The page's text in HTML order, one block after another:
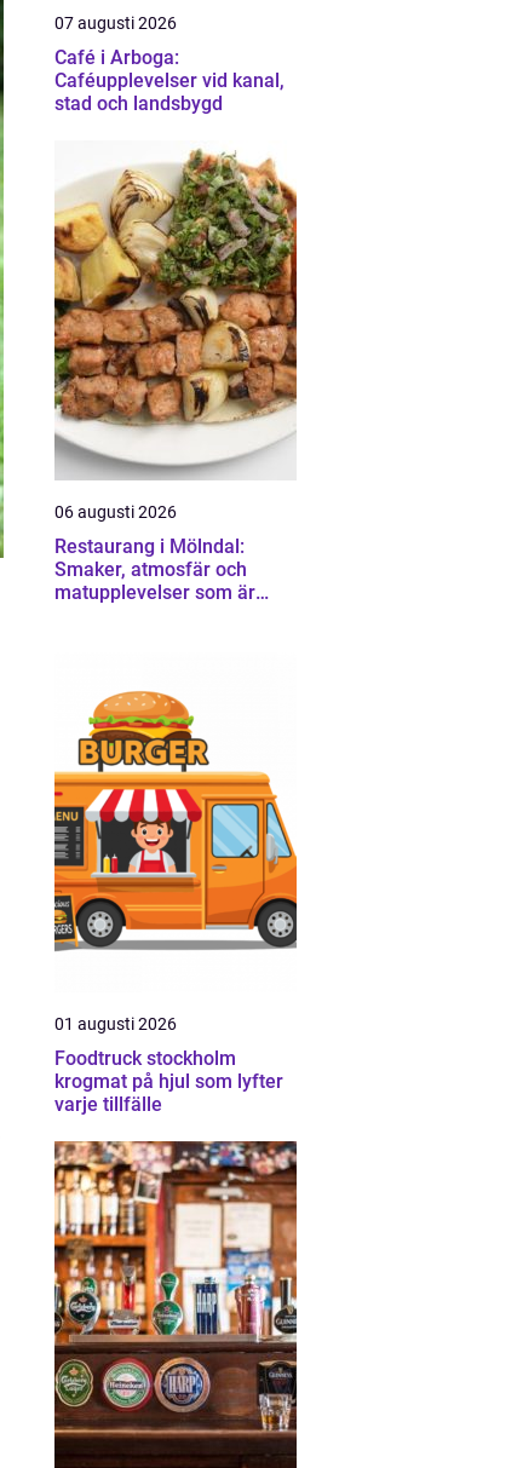
07 augusti 2026
Café i Arboga:
Caféupplevelser vid kanal,
stad och landsbygd
06 augusti 2026
Restaurang i Mölndal:
Smaker, atmosfär och
matupplevelser som är
01 augusti 2026
Foodtruck stockholm
krogmat på hjul som lyfter
varje tillfälle